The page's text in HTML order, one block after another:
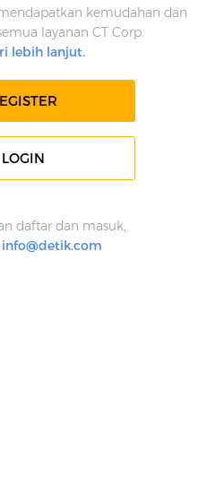
kemudahan dan
layanan CT Corp.
lebih lanjut.
LOGIN
daftar dan masuk,
info@detik.com